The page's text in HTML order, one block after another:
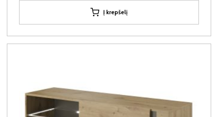
Į krepšelį